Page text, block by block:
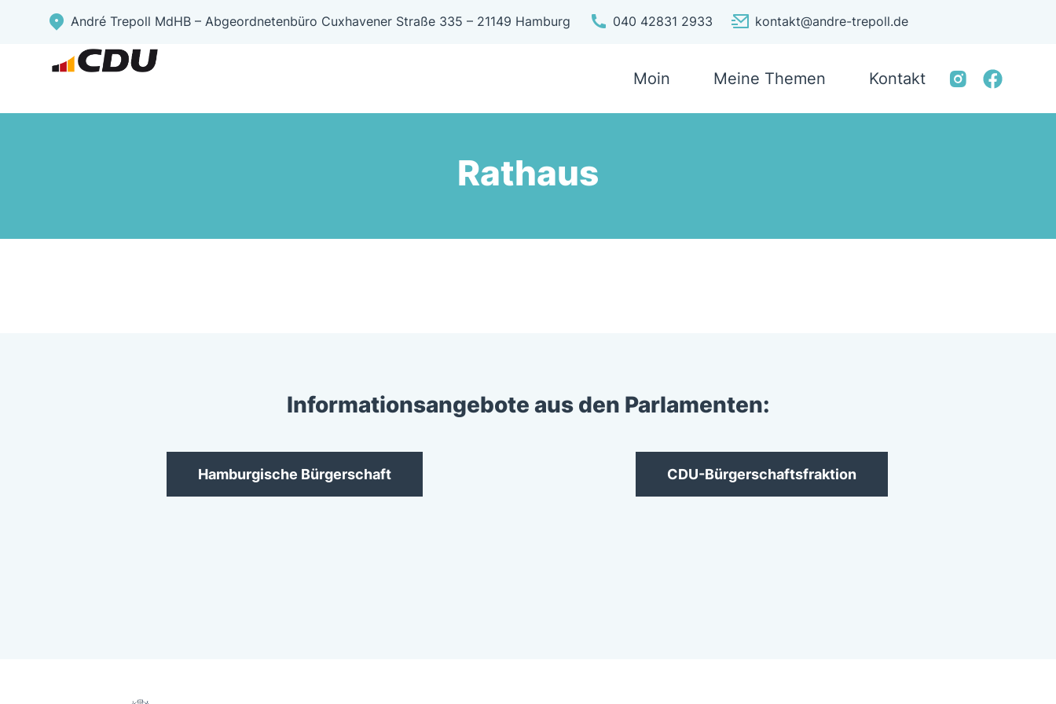
André Trepoll MdHB – Abgeordnetenbüro Cuxhavener Straße 335 – 21149 Hamburg 040 42831 2933 kontakt@andre-trepoll.de
Moin Meine Themen Kontakt
Rathaus
Informationsangebote aus den Parlamenten:
Hamburgische Bürgerschaft CDU-Bürgerschaftsfraktion